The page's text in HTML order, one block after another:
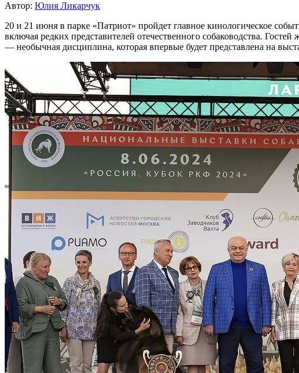
Автор: Юлия Ликарчук
20 и 21 июня в парке «Патриот» пройдет главное кинологическое
включая редких представителей отечественного собаководства.
— необычная дисциплина, которая впервые будет представлена на